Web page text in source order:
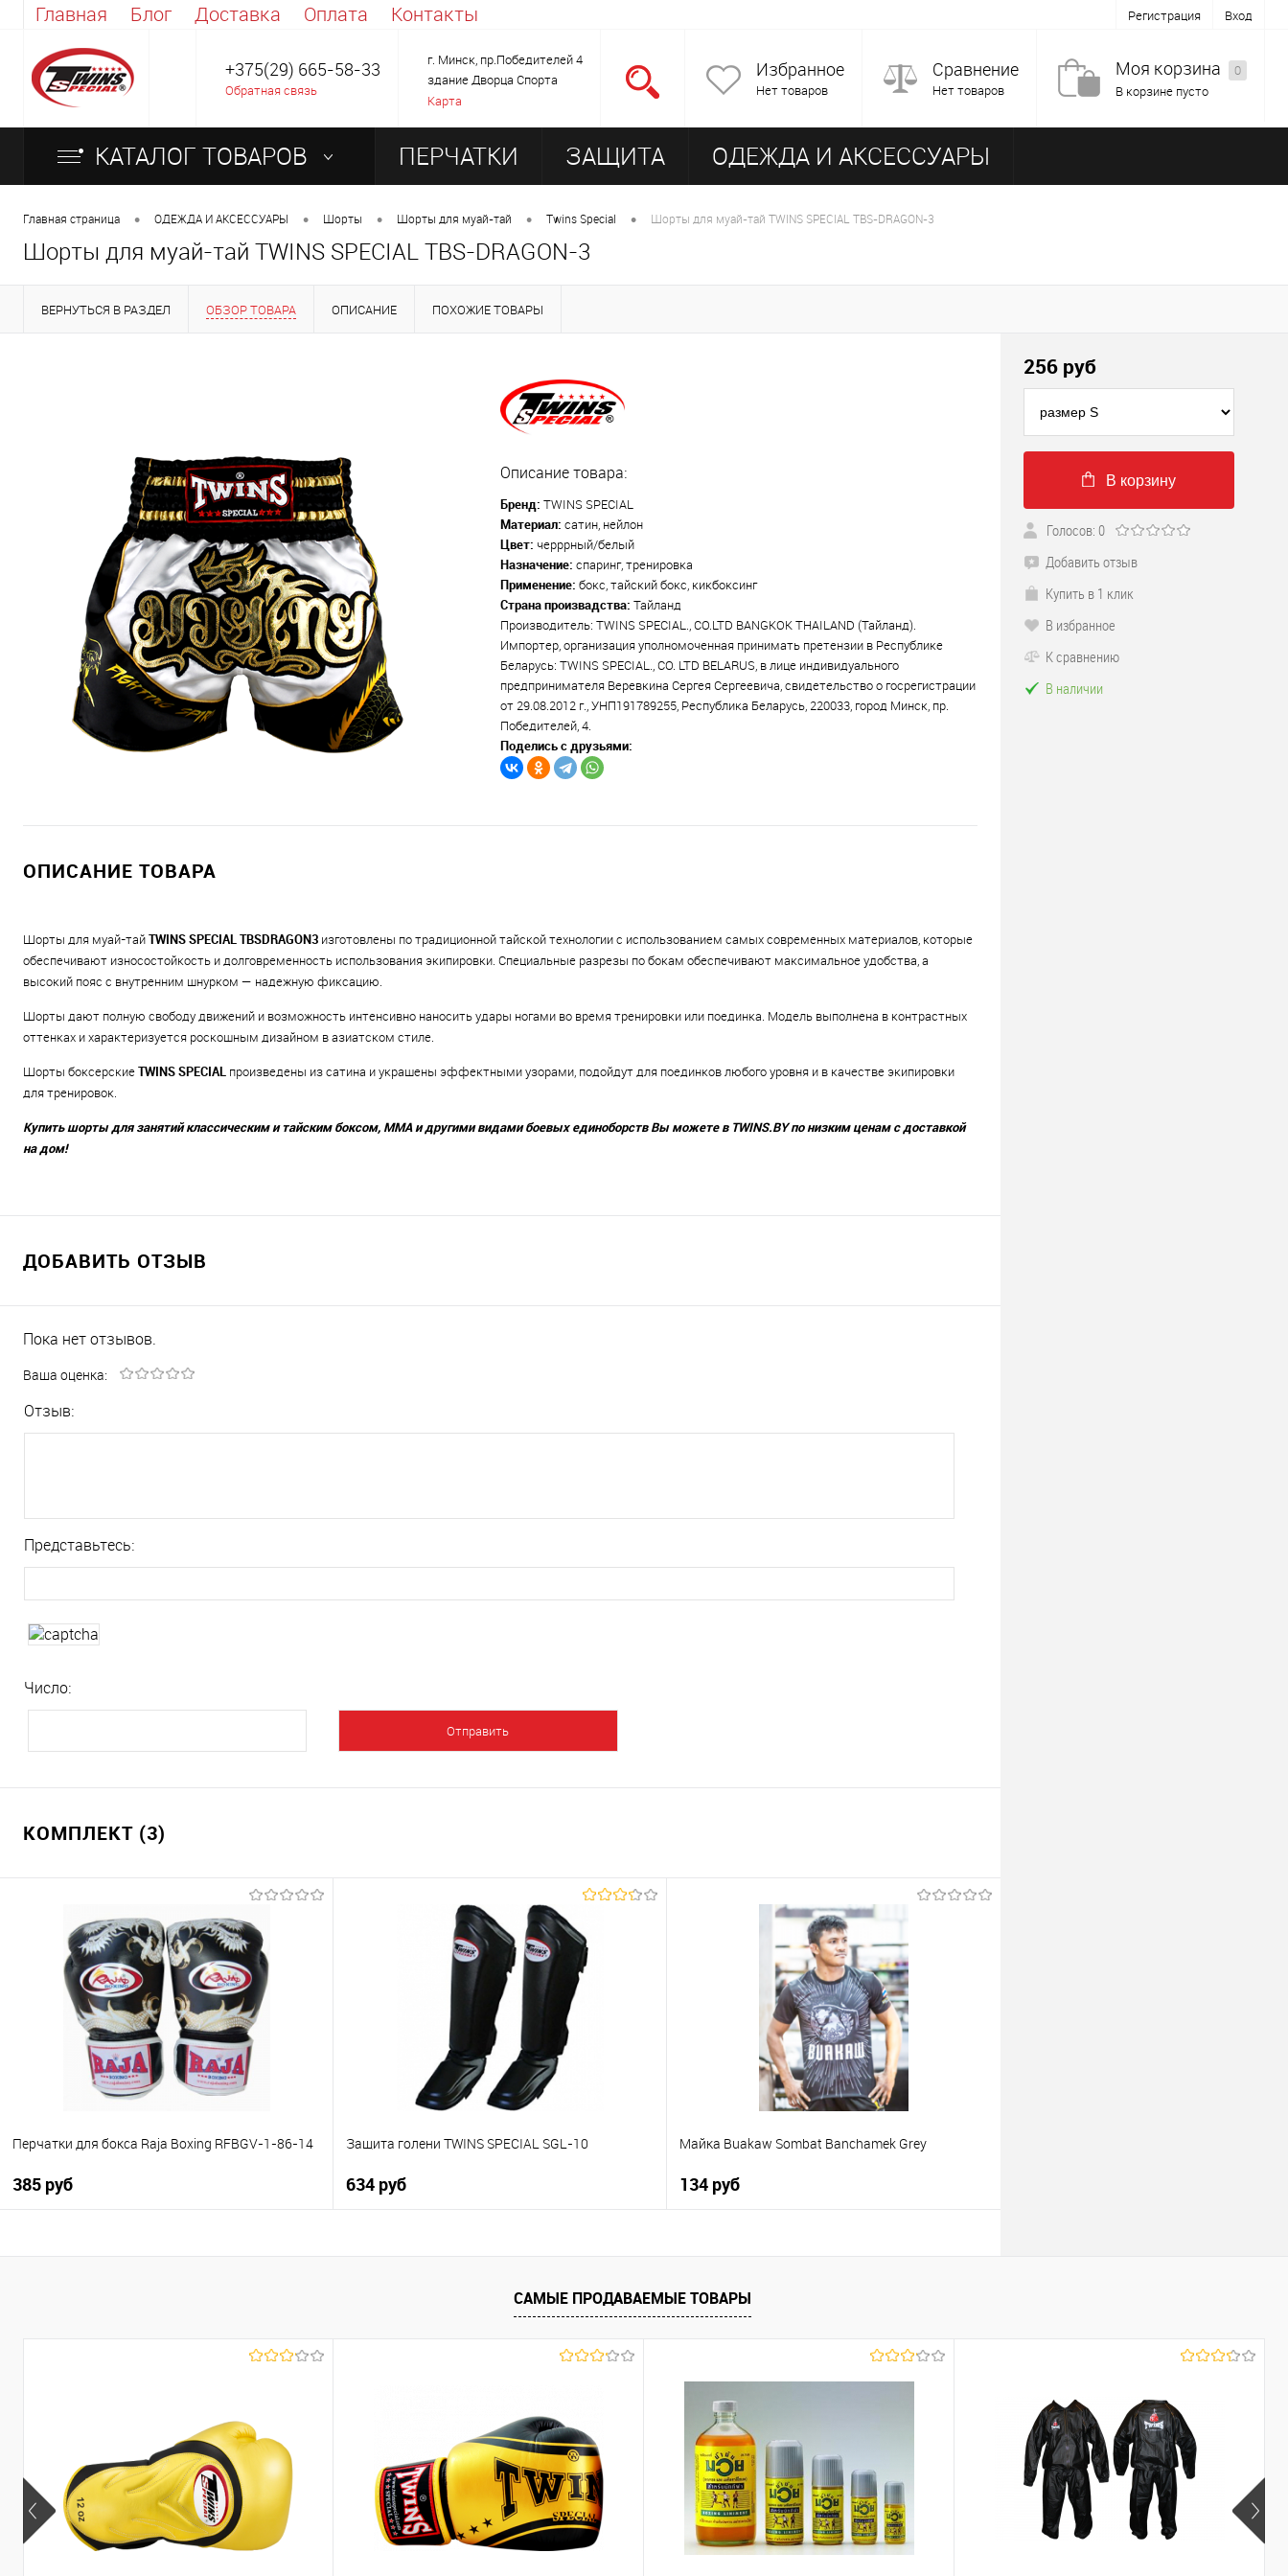
Главная Блог Доставка Оплата Контакты Регистрация Вход
+375(29) 665-58-33
Обратная связь
г. Минск, пр.Победителей 4
здание Дворца Спорта
Карта
Избранное
Нет товаров
Сравнение
Нет товаров
Моя корзина
0
В корзине пусто
КАТАЛОГ ТОВАРОВ ПЕРЧАТКИ ЗАЩИТА
ОДЕЖДА И АКСЕССУАРЫ
ОБОРУДОВАНИЕ ДЛЯ ЗАЛА
Главная страница • ОДЕЖДА И АКСЕССУАРЫ • Шорты • Шорты для муай-тай • Twins Special • Шорты для муай-тай TWINS SPECIAL TBS-DRAGON-3
Шорты для муай-тай TWINS SPECIAL TBS-DRAGON-3
ВЕРНУТЬСЯ В РАЗДЕЛ ОБЗОР ТОВАРА ОПИСАНИЕ ПОХОЖИЕ ТОВАРЫ
Описание товара:
Бренд: TWINS SPECIAL
Материал: сатин, нейлон
Цвет: черррный/белый
Назначение: спаринг, тренировка
Применение: бокс, тайский бокс, кикбоксинг
Страна произвадства: Тайланд
Производитель: TWINS SPECIAL., CO.LTD BANGKOK THAILAND (Тайланд).
Импортер, организация уполномоченная принимать претензии в Республике
Беларусь: TWINS SPECIAL., CO. LTD BELARUS, в лице индивидуального
предпринимателя Веревкина Сергея Сергеевича, свидетельство о госрегистрации
от 29.08.2012 г., УНП191789255, Республика Беларусь, 220033, город Минск, пр.
Победителей, 4.
Поделись с друзьями:
ОПИСАНИЕ ТОВАРА
Шорты для муай-тайTWINS SPECIAL TBSDRAGON3 изготовлены по традиционной тайской технологии с использованием самых современных материалов, которые
обеспечивают износостойкость и долговременность использования экипировки. Специальные разрезы по бокам обеспечивают максимальное удобства, а
высокий пояс с внутренним шнурком — надежную фиксацию.
Шорты дают полную свободу движений и возможность интенсивно наносить удары ногами во время тренировки или поединка. Модель выполнена в контрастных
оттенках и характеризуется роскошным дизайном в азиатском стиле.
Шорты боксерскиеTWINS SPECIAL произведены из сатина и украшены эффектными узорами, подойдут для поединков любого уровня и в качестве экипировки
для тренировок.
Купить шорты для занятий классическим и тайским боксом, ММА и другими видами боевых единоборств Вы можете в TWINS.BY по низким ценам с доставкой
на дом!
ДОБАВИТЬ ОТЗЫВ
Пока нет отзывов.
Ваша оценка:
Отзыв:
Представьтесь:
Число:
КОМПЛЕКТ (3)
Перчатки для бокса Raja Boxing RFBGV-1-86-14
385 руб
Защита голени TWINS SPECIAL SGL-10
634 руб
К сравнению
В наличии
Майка Buakaw Sombat Banchamek Grey
134 руб
Купить в 1 клик
В избранное
256 руб
В корзину
Голосов: 0
Добавить отзыв
Купить в 1 клик
В избранное
К сравнению
В наличии
САМЫЕ ПРОДАВАЕМЫЕ ТОВАРЫ